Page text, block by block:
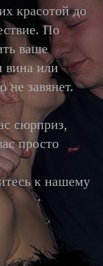
красотой до
По
ваше
вина или
не завянет.
сюрприз,
просто
к нашему